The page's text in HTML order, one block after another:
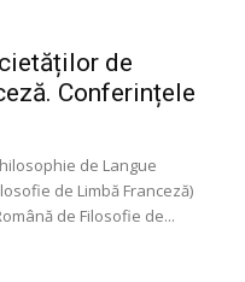
de
Conferințele
de Langue
de Limbă Franceză)
de Filosofie de...